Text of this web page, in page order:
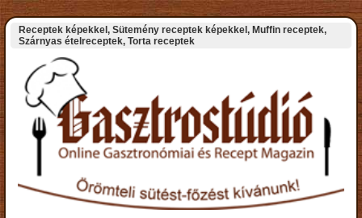
Receptek képekkel, Sütemény receptek képekkel, Muffin receptek,
Szárnyas ételreceptek, Torta receptek